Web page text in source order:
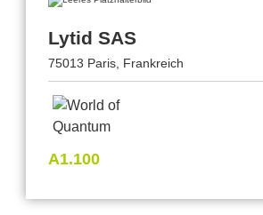
Lytid SAS
75013 Paris, Frankreich
A1.100